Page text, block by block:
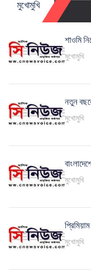
মুখোমুখি
শাওমি
মুখোমুখি
নতুন
মুখোমুখি
মুখোমুখি
মুখোমুখি